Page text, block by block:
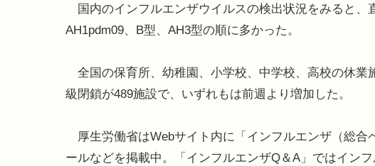
国内のインフルエンザウイルスの検出状況をみると、
AH1pdm09、B型、AH3型の順に多かった。
全国の保育所、幼稚園、小学校、中学校、高校の休業
級閉鎖が489施設で、いずれもは前週より増加した。
厚生労働省はWebサイト内に「インフルエンザ（総合
ールなどを掲載中。「インフルエンザQ＆A」ではイン